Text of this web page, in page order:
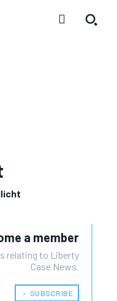
a member
relating to Liberty
Case News.
﹢ SUBSCRIBE